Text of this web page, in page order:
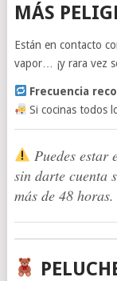
MÁS
Están en contacto
vapor… ¡y rara vez
Frecuencia
Si cocinas todos
Puedes estar
sin darte cuenta
más de 48 horas.